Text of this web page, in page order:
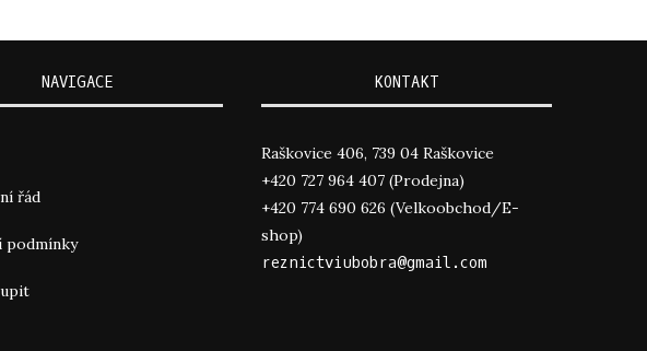
NAVIGACE
řád
podmínky
KONTAKT
Raškovice 406, 739 04 Raškovice
+420 727 964 407 (Prodejna)
+420 774 690 626 (Velkoobchod/E-
shop)
reznictviubobra@gmail.com